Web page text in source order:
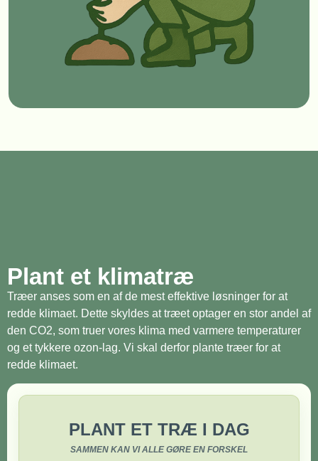
Plant et klimatræ
Træer anses som en af de mest effektive løsninger for at
redde klimaet. Dette skyldes at træet optager en stor andel af
den CO2, som truer vores klima med varmere temperaturer
og et tykkere ozon-lag. Vi skal derfor plante træer for at
redde klimaet.
PLANT ET TRÆ I DAG
SAMMEN KAN VI ALLE GØRE EN FORSKEL